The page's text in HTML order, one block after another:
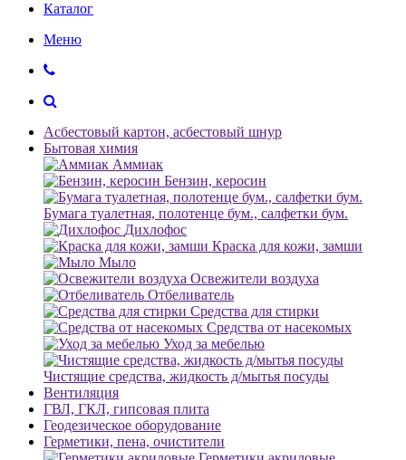
Каталог
Меню
Асбестовый картон, асбестовый шнур
Бытовая химия
Аммиак
Бензин, керосин
Бумага туалетная, полотенце бум., салфетки бум.
Дихлофос
Краска для кожи, замши
Мыло
Освежители воздуха
Отбеливатель
Средства для стирки
Средства от насекомых
Уход за мебелью
Чистящие средства, жидкость д/мытья посуды
Вентиляция
ГВЛ, ГКЛ, гипсовая плита
Геодезическое оборудование
Герметики, пена, очистители